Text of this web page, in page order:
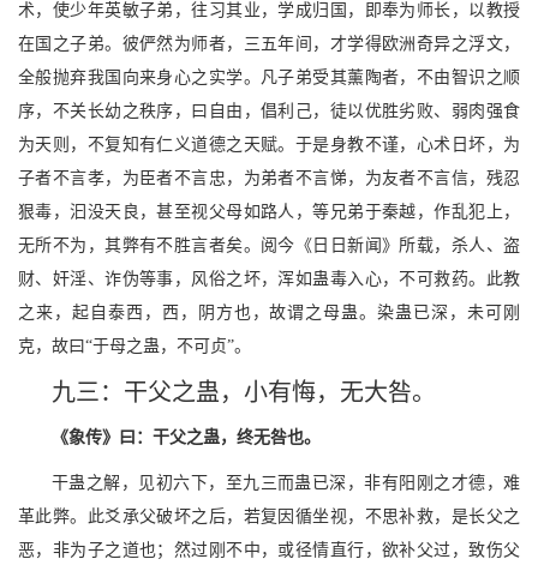
术，使少年英敏子弟，往习其业，学成归国，即奉为师长，以教授
在国之子弟。彼俨然为师者，三五年间，才学得欧洲奇异之浮文，
全般抛弃我国向来身心之实学。凡子弟受其薰陶者，不由智识之顺
序，不关长幼之秩序，曰自由，倡利己，徒以优胜劣败、弱肉强食
为天则，不复知有仁义道德之天赋。于是身教不谨，心术日坏，为
子者不言孝，为臣者不言忠，为弟者不言悌，为友者不言信，残忍
狠毒，汩没天良，甚至视父母如路人，等兄弟于秦越，作乱犯上，
无所不为，其弊有不胜言者矣。阅今《日日新闻》所载，杀人、盗
财、奸淫、诈伪等事，风俗之坏，浑如蛊毒入心，不可救药。此教
之来，起自泰西，西，阴方也，故谓之母蛊。染蛊已深，未可刚
克，故曰“于母之蛊，不可贞”。
九三：干父之蛊，小有悔，无大咎。
《象传》曰：干父之蛊，终无咎也。
干蛊之解，见初六下，至九三而蛊已深，非有阳刚之才德，难
革此弊。此爻承父破坏之后，若复因循坐视，不思补救，是长父之
恶，非为子之道也；然过刚不中，或径情直行，欲补父过，致伤父